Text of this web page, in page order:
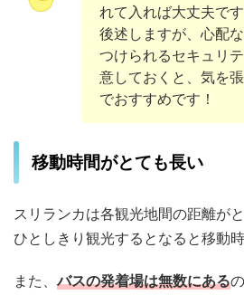
れて入れば大丈夫です
後述しますが、心配
つけられるセキュリ
意しておくと、気を
でおすすめです！
移動時間がとても長い
スリランカは各観光地間の距離が
ひとしきり観光するとなると移動
また、バスの発着場は無数にある